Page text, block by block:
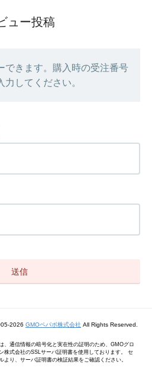
ュー投稿
できます。購入時の受注番号
力してください。
2026 GMOペパボ株式会社 All Rights Reserved.
、通信情報の暗号化と実在性の証明のため、GMOグロ
株式会社のSSLサーバ証明書を使用しております。 セ
より、サーバ証明書の検証結果をご確認ください。